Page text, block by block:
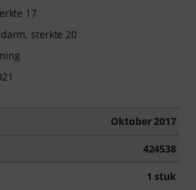
17
sterkte 20
Oktober 2017
424538
1 stuk